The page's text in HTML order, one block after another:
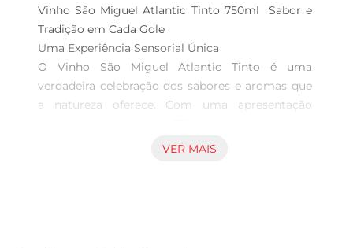
Vinho São Miguel Atlantic Tinto 750ml  Sabor e
Tradição em Cada Gole
Uma Experiência Sensorial Única
O Vinho São Miguel Atlantic Tinto é uma
verdadeira celebração dos sabores e aromas que
a natureza oferece. Com uma apresentação
para momentos especiais ou para acompanhar
VER MAIS